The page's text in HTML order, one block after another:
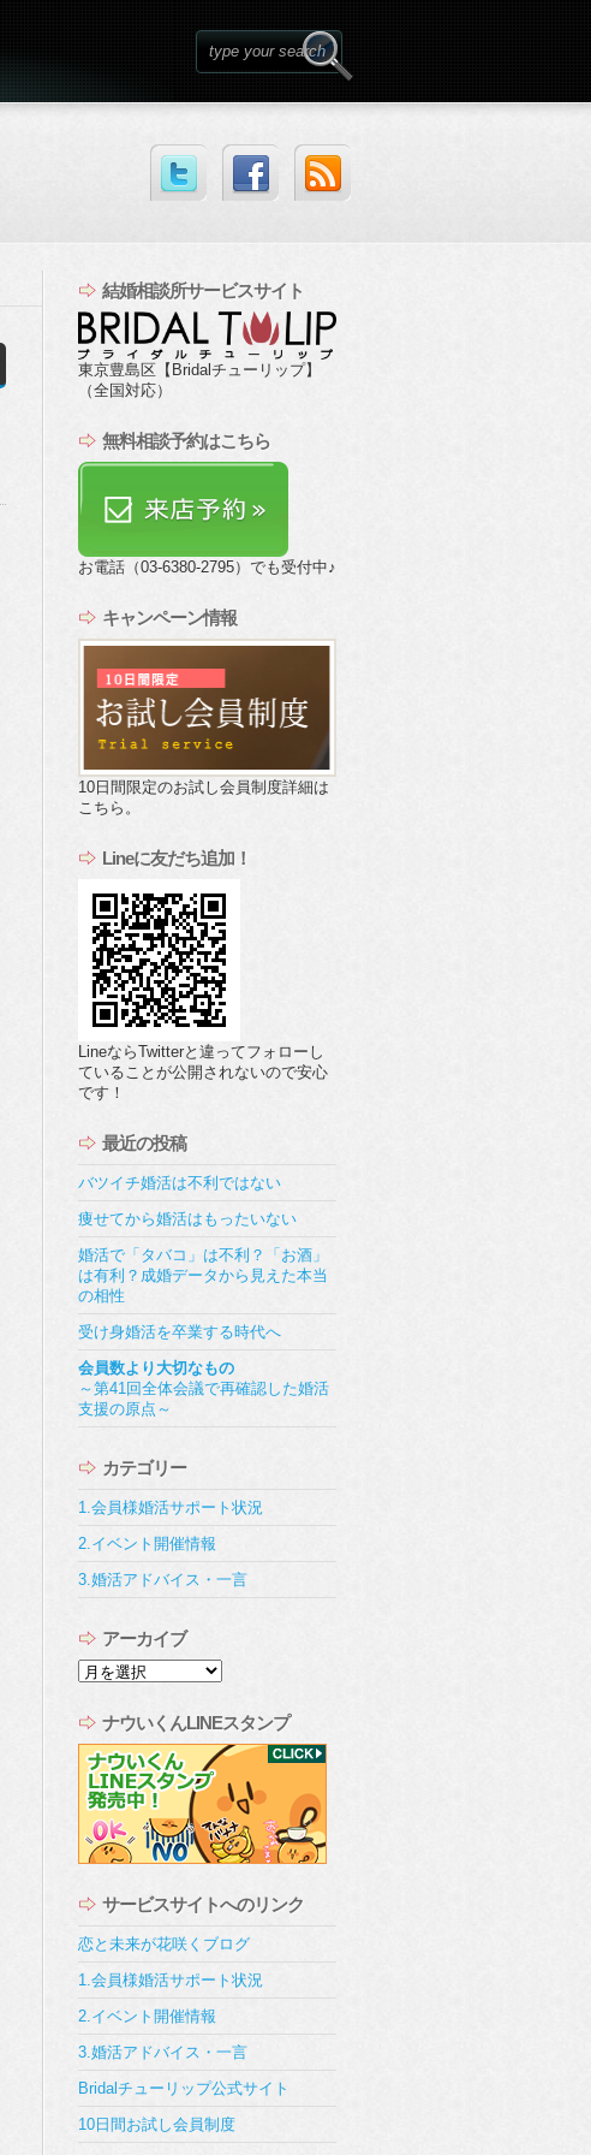
結婚相談所サービスサイト
東京豊島区【Bridalチューリップ】
（全国対応）
無料相談予約はこちら
お電話（03-6380-2795）でも受付中♪
キャンペーン情報
10日間限定のお試し会員制度詳細は
こちら。
Lineに友だち追加！
LineならTwitterと違ってフォローし
ていることが公開されないので安心
です！
最近の投稿
バツイチ婚活は不利ではない
痩せてから婚活はもったいない
婚活で「タバコ」は不利？「お酒」
は有利？成婚データから見えた本当
の相性
受け身婚活を卒業する時代へ
会員数より大切なもの
～第41回全体会議で再確認した婚活
支援の原点～
カテゴリー
1.会員様婚活サポート状況
2.イベント開催情報
3.婚活アドバイス・一言
アーカイブ
ア
イ
ブ
ナウいくんLINEスタンプ
サービスサイトへのリンク
恋と未来が花咲くブログ
1.会員様婚活サポート状況
2.イベント開催情報
3.婚活アドバイス・一言
Bridalチューリップ公式サイト
10日間お試し会員制度